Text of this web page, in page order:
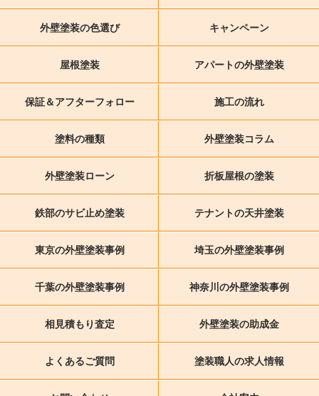
外壁塗装の色選び キャンペーン
屋根塗装 アパートの外壁塗装
保証＆アフターフォロー 施工の流れ
塗料の種類 外壁塗装コラム
外壁塗装ローン 折板屋根の塗装
鉄部のサビ止め塗装 テナントの天井塗装
東京の外壁塗装事例 埼玉の外壁塗装事例
千葉の外壁塗装事例 神奈川の外壁塗装事例
相見積もり査定 外壁塗装の助成金
よくあるご質問 塗装職人の求人情報